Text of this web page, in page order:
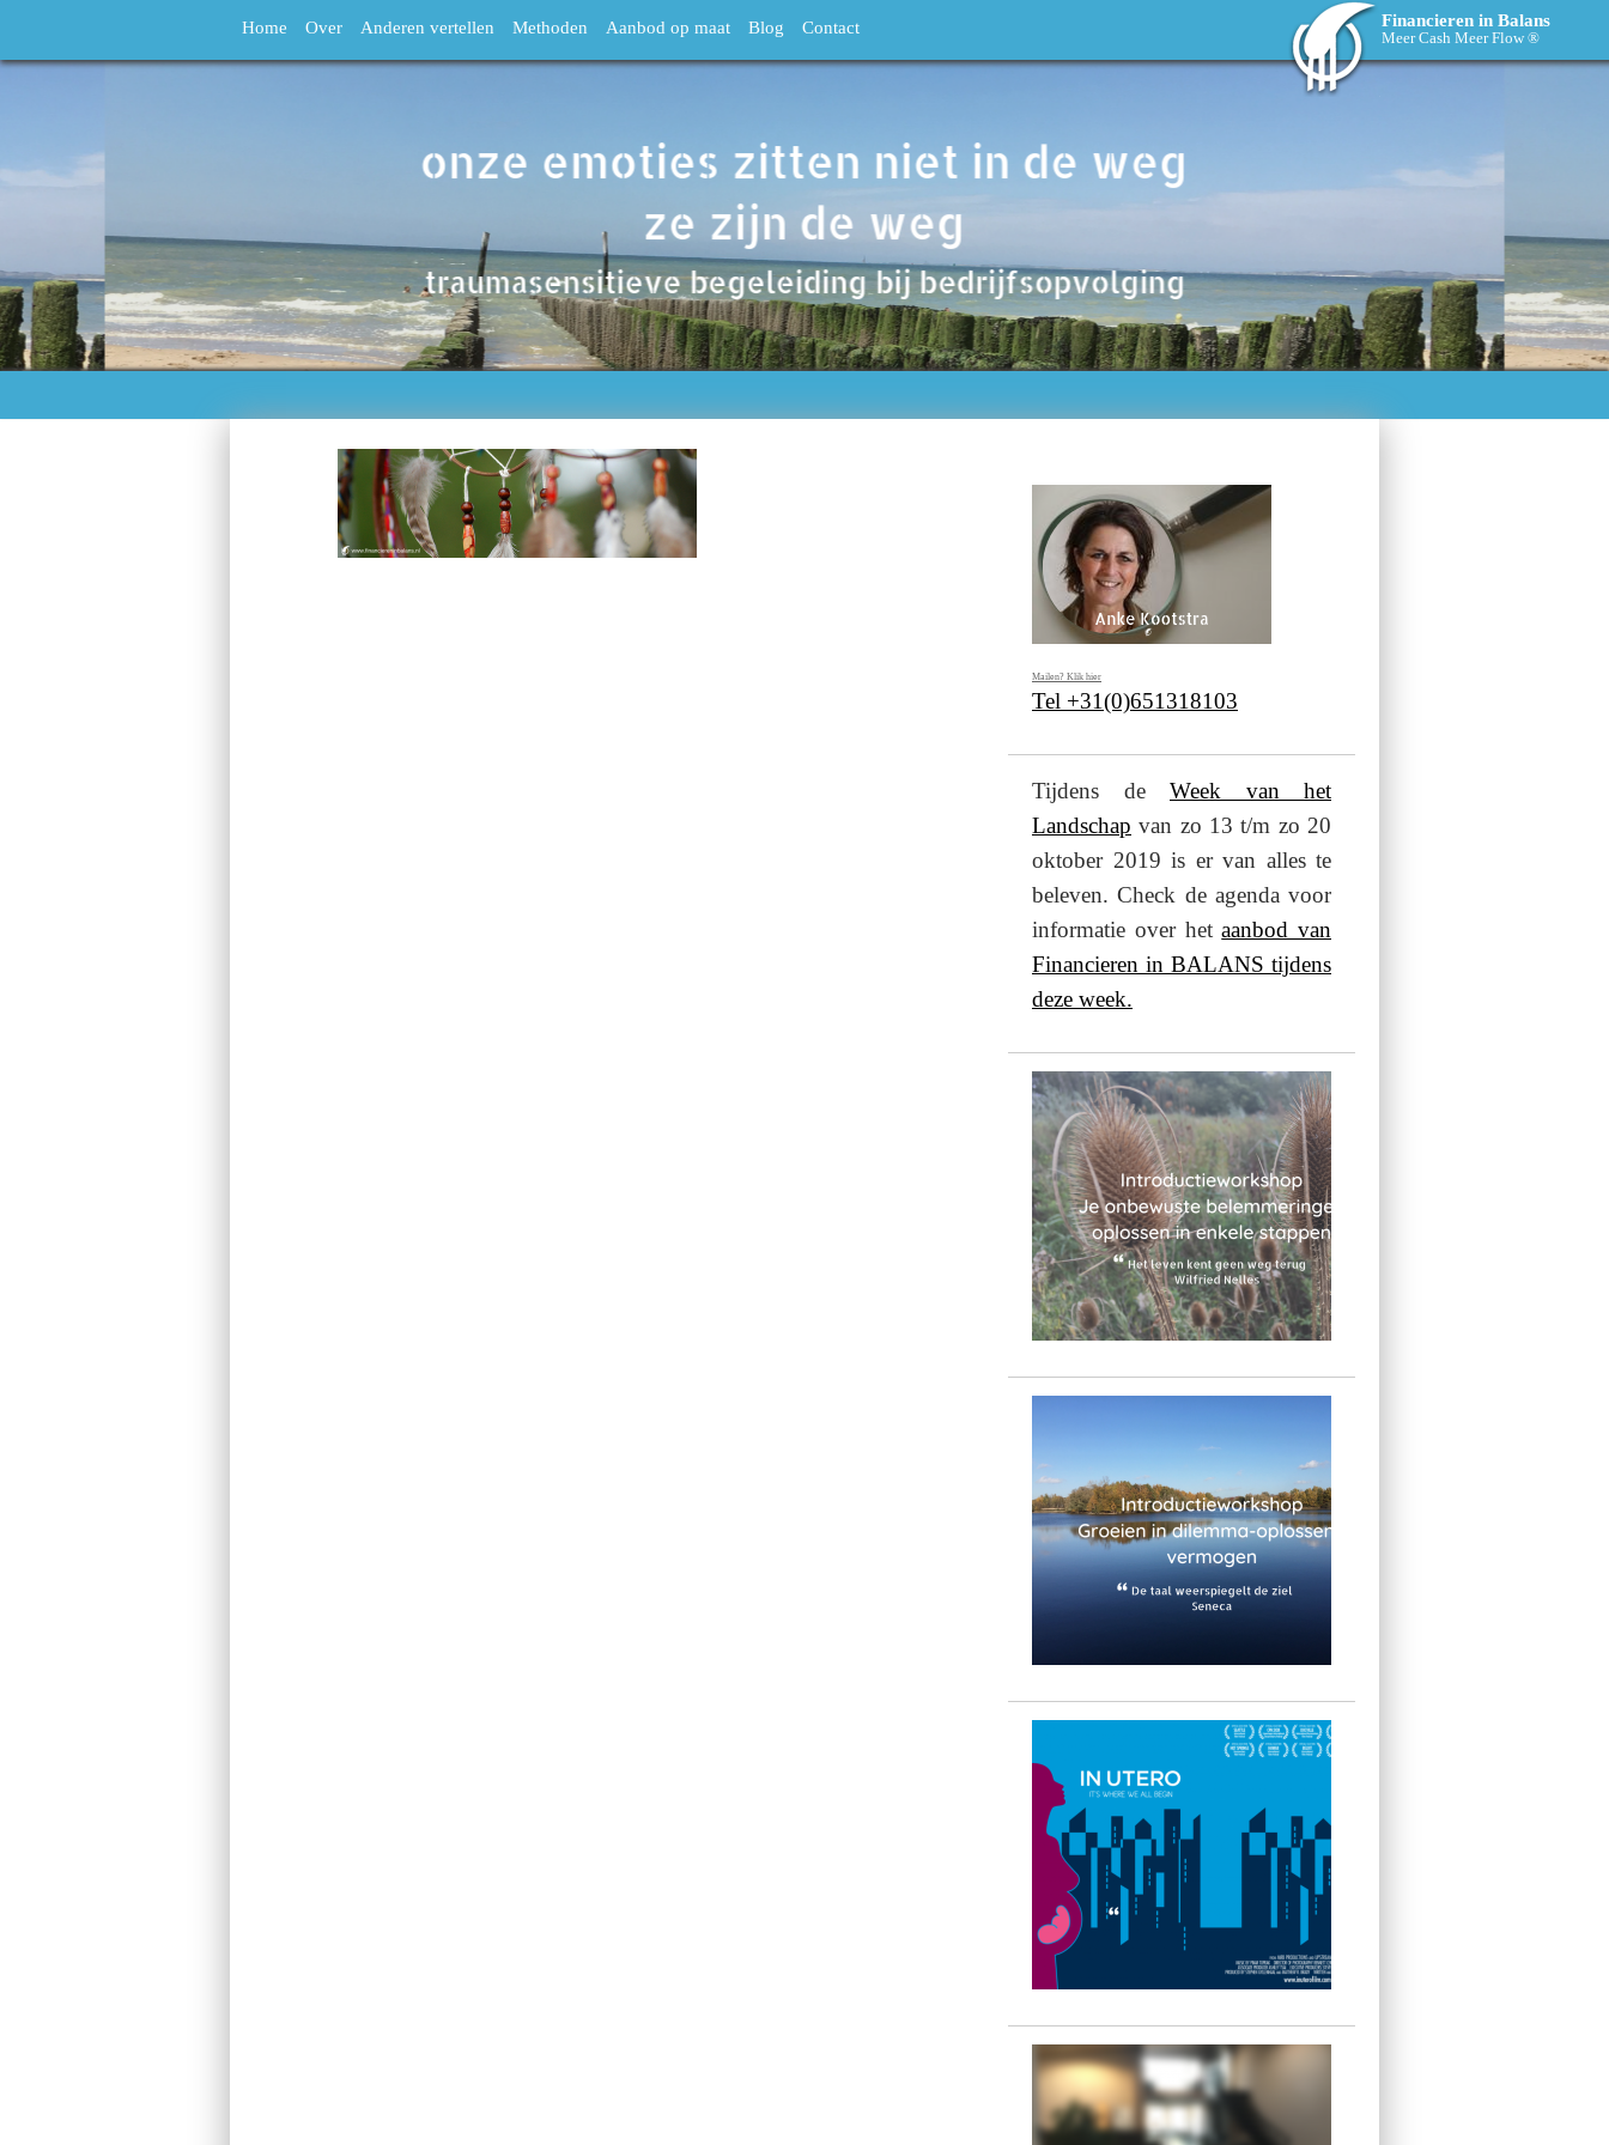
Home Over Anderen vertellen Methoden Aanbod op maat Blog Contact Financieren in Balans
Meer Cash Meer Flow ®
Mailen? Klik hier
Tel +31(0)651318103
Tijdens de Week van het
Landschap van zo 13 t/m zo 20
oktober 2019 is er van alles te
beleven. Check de agenda voor
informatie over hetaanbod van
Financieren in BALANS tijdens
deze week.